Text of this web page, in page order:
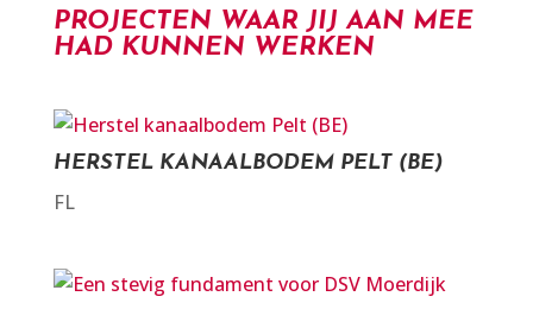
PROJECTEN WAAR JIJ AAN MEE
HAD KUNNEN WERKEN
HERSTEL KANAALBODEM PELT (BE)
FL